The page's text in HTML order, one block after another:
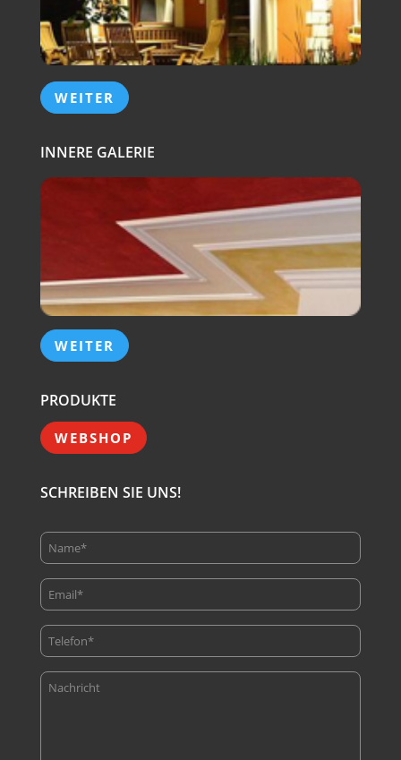
WEITER
INNERE GALERIE
WEITER
PRODUKTE
WEBSHOP
SCHREIBEN SIE UNS!